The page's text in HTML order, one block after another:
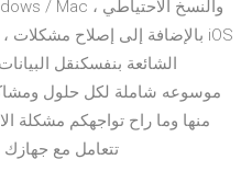
الشائعة بنفسكنقل
موسوعه شاملة لكل حلول
منها وما راح تواجهكم مشكلة
تتعامل مع